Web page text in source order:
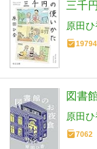
三千
原田ひ
19794
図書
原田ひ
7062